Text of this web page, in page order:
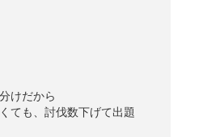
けだから
ても、討伐数下げて出題